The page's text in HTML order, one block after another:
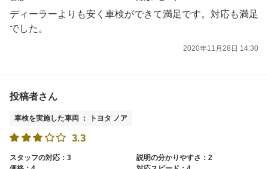
ディーラーよりも安く車検ができて満足です。対応も満足
でした。
2020年11月28日 14:30
投稿者さん
車検を実施した車両 ： トヨタ ノア
3.3
スタッフの対応：3
説明の分かりやすさ：2